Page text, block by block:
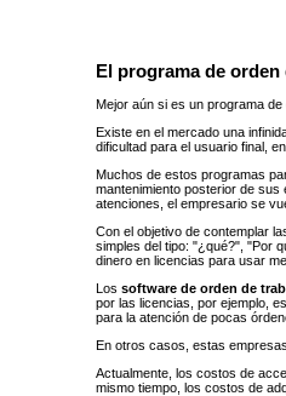
El programa de
Mejor aún si es un programa
Existe en el mercado una
dificultad para el usuario final,
Muchos de estos programas
mantenimiento posterior de
atenciones, el empresario se
Con el objetivo de contemplar
simples del tipo: "¿qué?", ​​"Por
dinero en licencias para usar
Lossoftware de orden de
por las licencias, por ejemplo,
para la atención de pocas
En otros casos, estas
Actualmente, los costos de
mismo tiempo, los costos de